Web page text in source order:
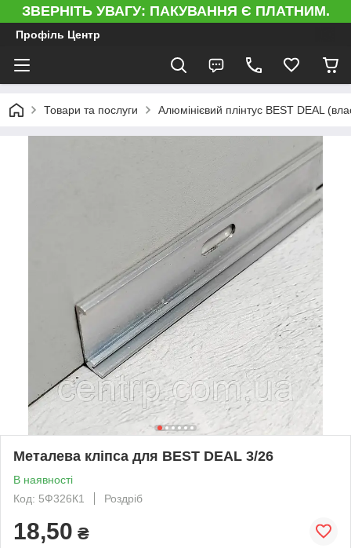
ЗВЕРНІТЬ УВАГУ: ПАКУВАННЯ Є ПЛАТНИМ.
Профіль Центр
Товари та послуги Алюмінієвий плінтус BEST DEAL
Металева кліпса для BEST DEAL 3/26
В наявності
Код: 5Ф326К1
Роздріб
18,50 ₴